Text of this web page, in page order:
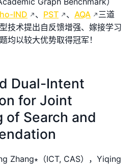
IND 、 PST 、 AQA
三道
技术提出自反馈增强、嫁接学习
均以较大优势取得冠军！
Dual-Intent
for Joint
of Search and
Zhang∗（ICT, CAS），Yiqing